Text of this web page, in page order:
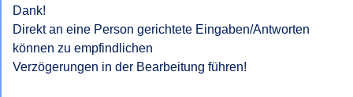
Dank!
Direkt an eine Person gerichtete Eingaben/Antworten
können zu empfindlichen
Verzögerungen in der Bearbeitung führen!